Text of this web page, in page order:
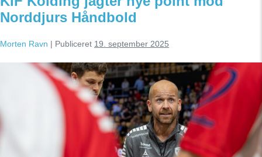
tilbage
på
banen
Norddjurs Håndbold
Morten Ravn | Publiceret 19. september 2025
nye
point